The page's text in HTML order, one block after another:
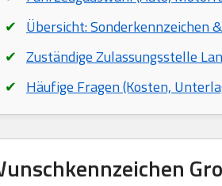
Übersicht: Sonderkennzeichen
Zuständige Zulassungsstelle
Häufige Fragen (Kosten,